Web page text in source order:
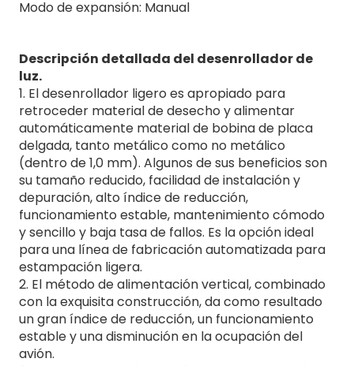
Modo de expansión: Manual
Descripción detallada del desenrollador de
luz.
1. El desenrollador ligero es apropiado para
retroceder material de desecho y alimentar
automáticamente material de bobina de placa
delgada, tanto metálico como no metálico
(dentro de 1,0 mm). Algunos de sus beneficios son
su tamaño reducido, facilidad de instalación y
depuración, alto índice de reducción,
funcionamiento estable, mantenimiento cómodo
y sencillo y baja tasa de fallos. Es la opción ideal
para una línea de fabricación automatizada para
estampación ligera.
2. El método de alimentación vertical, combinado
con la exquisita construcción, da como resultado
un gran índice de reducción, un funcionamiento
estable y una disminución en la ocupación del
avión.